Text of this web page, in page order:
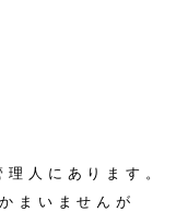
人にあります。
まいませんが